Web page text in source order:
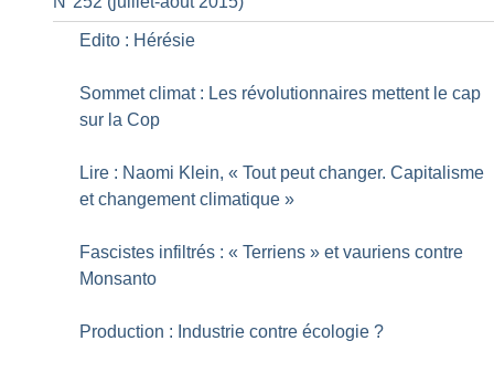
Edito : Hérésie
Sommet climat : Les révolutionnaires mettent le cap
sur la Cop
Lire : Naomi Klein, « Tout peut changer. Capitalisme
et changement climatique »
Fascistes infiltrés : « Terriens » et vauriens contre
Monsanto
Production : Industrie contre écologie ?